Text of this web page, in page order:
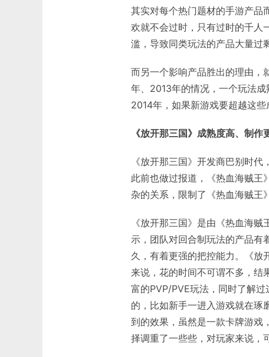
其实对每个热门题材的手游产品
欢就不会过时，只有过时的千人
滥，导致同类玩法的产品大量过
而另一个影响产品胜出的理由，
年、2013年的情况，一个玩法
2014年，如果新游戏要超越这些
《放开那三国》成熟度高、制
《放开那三国》开发商巴别时
此前也做过报道，《热血海贼王
杂的关系，限制了《热血海贼王
《放开那三国》是由《热血海
示，团队对回合制玩法的产品有
久，有着更强的把控能力。《放
来说，花的时间不可谓不多，结
富的PVP/PVE玩法，同时了解
的，比如新手一进入游戏就在琢
到的效果，虽然是一款卡牌游戏
择调重了一些些，对玩家来说，